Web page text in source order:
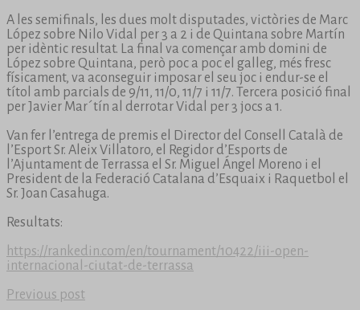
A les semifinals, les dues molt disputades, victòries de Marc
López sobre Nilo Vidal per 3 a 2 i de Quintana sobre Martín
per idèntic resultat. La final va començar amb domini de
López sobre Quintana, però poc a poc el galleg, més fresc
físicament, va aconseguir imposar el seu joc i endur-se el
títol amb parcials de 9/11, 11/0, 11/7 i 11/7. Tercera posició final
per Javier Mar´tín al derrotar Vidal per 3 jocs a 1.
Van fer l’entrega de premis el Director del Consell Català de
l’Esport Sr. Aleix Villatoro, el Regidor d’Esports de
l’Ajuntament de Terrassa el Sr. Miguel Ángel Moreno i el
President de la Federació Catalana d’Esquaix i Raquetbol el
Sr. Joan Casahuga.
Resultats:
https://rankedin.com/en/tournament/10422/iii-open-
internacional-ciutat-de-terrassa
Previous post